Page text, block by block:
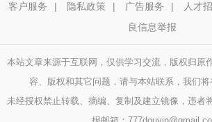
客户服务 | 隐私政策 | 广告服务 | 人才
良信息举报
本站文章来源于互联网，仅供学习交流，版权归原
容、版权和其它问题，请与本站联系，我们将
未经授权禁止转载、摘编、复制及建立镜像，违者